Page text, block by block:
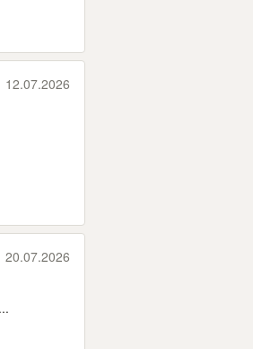
12.07.2026
20.07.2026